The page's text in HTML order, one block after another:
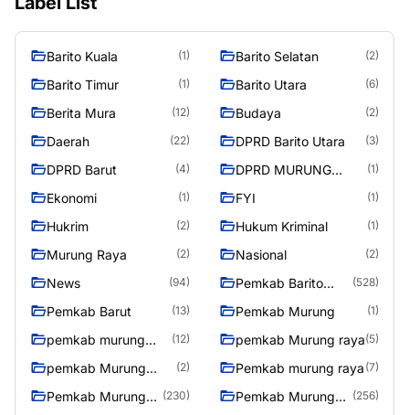
Barito Kuala (1) Barito Selatan (2)
Barito Timur (1) Barito Utara (6)
Berita Mura (12) Budaya (2)
Daerah (22) DPRD Barito Utara (3)
DPRD Barut (4)
DPRD MURUNG
(1)
Ekonomi (1) FYI (1)
Hukrim (2) Hukum Kriminal (1)
Murung Raya (2) Nasional (2)
News (94)
Pemkab Barito
(528)
Pemkab Barut (13) Pemkab Murung (1)
pemkab murung
(12) pemkab Murung raya(5)
pemkab Murung
(2) Pemkab murung raya (7)
Pemkab Murung
(230)
Pemkab Murung
(256)